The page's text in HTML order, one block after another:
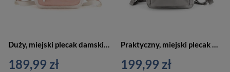
189,99 zł 199,99 zł